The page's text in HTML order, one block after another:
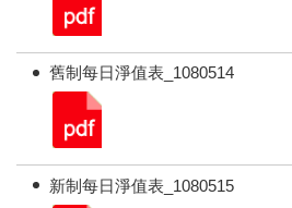
舊制每日淨值表_1080514
新制每日淨值表_1080515